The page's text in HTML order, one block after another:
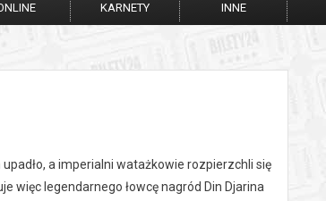
KARNETY INNE
a imperialni watażkowie rozpierzchli się
więc legendarnego łowcę nagród Din Djarina